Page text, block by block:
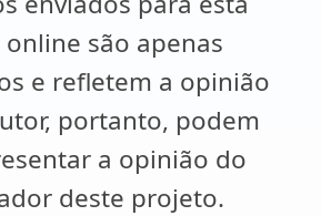
online são apenas
e refletem a opinião
portanto, podem
a opinião do
deste projeto.